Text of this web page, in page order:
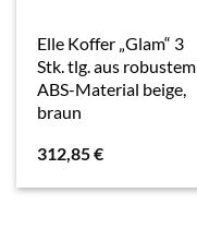
Elle Koffer „Glam“ 3
Stk. tlg. aus robustem
ABS-Material beige,
braun
312,85€